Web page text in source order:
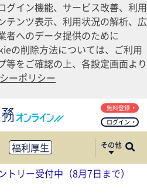
グイン機能、サービス改善、利用
テンツ表示、利用状況の解析、広
者へのデータ提供のために
の削除方法については、ご利用
等をご確認の上、各設定画面より
ーポリシー
ログイン
無料登録
福利厚生
その他
リー受付中（8月7日まで）